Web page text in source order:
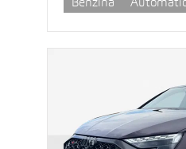
Benzina